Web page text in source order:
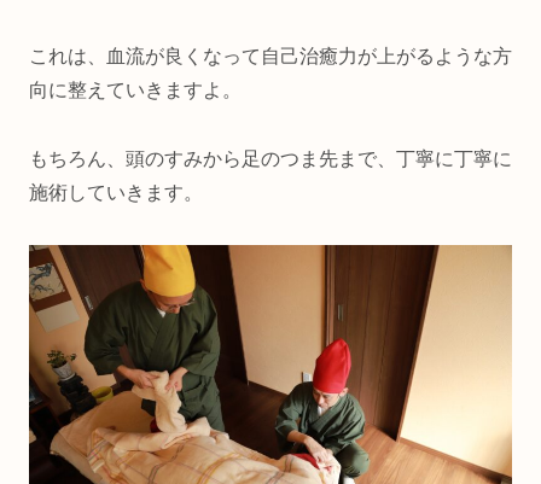
これは、血流が良くなって自己治癒力が上がるような方
向に整えていきますよ。
もちろん、頭のすみから足のつま先まで、丁寧に丁寧に
施術していきます。